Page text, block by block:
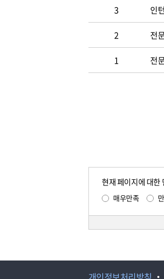
3 인
2 전
1 전
현재 페이지에 대한
매우만족